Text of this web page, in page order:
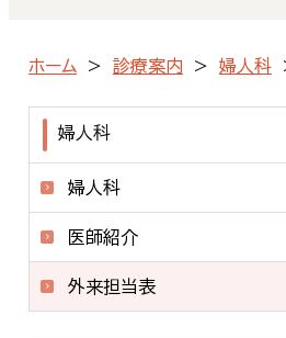
ホーム 診療案内 婦人科
婦人科
婦人科
医師紹介
外来担当表